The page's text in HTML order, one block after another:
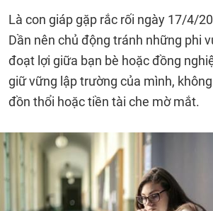
Là con giáp gặp rắc rối ngày 17/4/
Dần nên chủ động tránh những phi
đoạt lợi giữa bạn bè hoặc đồng
giữ vững lập trường của mình,
đồn thổi hoặc tiền tài che mờ mắt.